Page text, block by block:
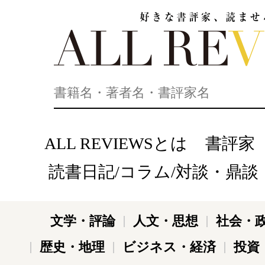
ALL REVIEWSとは
書評家
読書日記/コラム/対談・鼎談
文学・評論 人文・思想
社会・
歴史・地理
ビジネス・経済 投資